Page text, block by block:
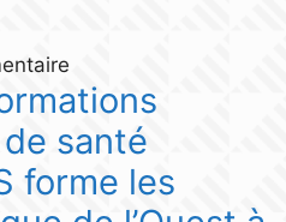
santé
forme les